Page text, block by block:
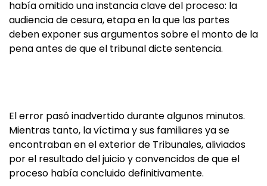
había omitido una instancia clave del proceso: la
audiencia de cesura, etapa en la que las partes
deben exponer sus argumentos sobre el monto de la
pena antes de que el tribunal dicte sentencia.
El error pasó inadvertido durante algunos minutos.
Mientras tanto, la víctima y sus familiares ya se
encontraban en el exterior de Tribunales, aliviados
por el resultado del juicio y convencidos de que el
proceso había concluido definitivamente.